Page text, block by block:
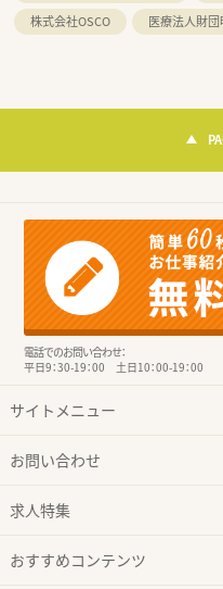
株式会社OSCO
医療法人財
電話でのお問い合わせ：
平日9：30-19：00 土日10：00-19：00
サイトメニュー
お問い合わせ
求人特集
おすすめコンテンツ